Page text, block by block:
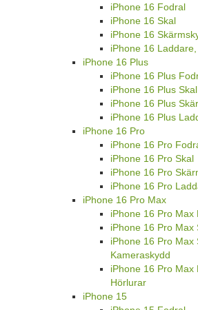
iPhone 16 Fodral
iPhone 16 Skal
iPhone 16
iPhone 16
iPhone 16 Plus
iPhone 16 Plus
iPhone 16 Plus Skal
iPhone 16 Plus
iPhone 16 Plus
iPhone 16 Pro
iPhone 16 Pro
iPhone 16 Pro Skal
iPhone 16 Pro
iPhone 16 Pro
iPhone 16 Pro Max
iPhone 16 Pro Max
iPhone 16 Pro Max
iPhone 16 Pro Max
Kameraskydd
iPhone 16 Pro Max
Hörlurar
iPhone 15